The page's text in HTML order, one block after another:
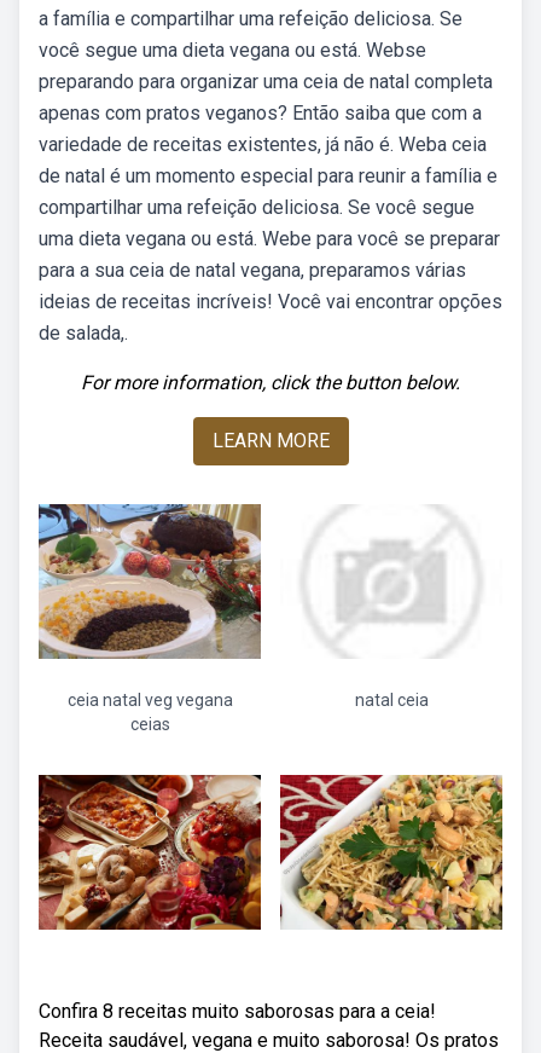
a família e compartilhar uma refeição deliciosa. Se
você segue uma dieta vegana ou está. Webse
preparando para organizar uma ceia de natal completa
apenas com pratos veganos? Então saiba que com a
variedade de receitas existentes, já não é. Weba ceia
de natal é um momento especial para reunir a família e
compartilhar uma refeição deliciosa. Se você segue
uma dieta vegana ou está. Webe para você se preparar
para a sua ceia de natal vegana, preparamos várias
ideias de receitas incríveis! Você vai encontrar opções
de salada,.
For more information, click the button below.
LEARN MORE
ceia natal veg vegana
ceias
natal ceia
Confira 8 receitas muito saborosas para a ceia!
Receita saudável, vegana e muito saborosa! Os pratos